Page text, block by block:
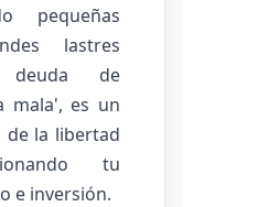
pequeñas
lastres
deuda de
mala', es un
de la libertad
tu
e inversión.